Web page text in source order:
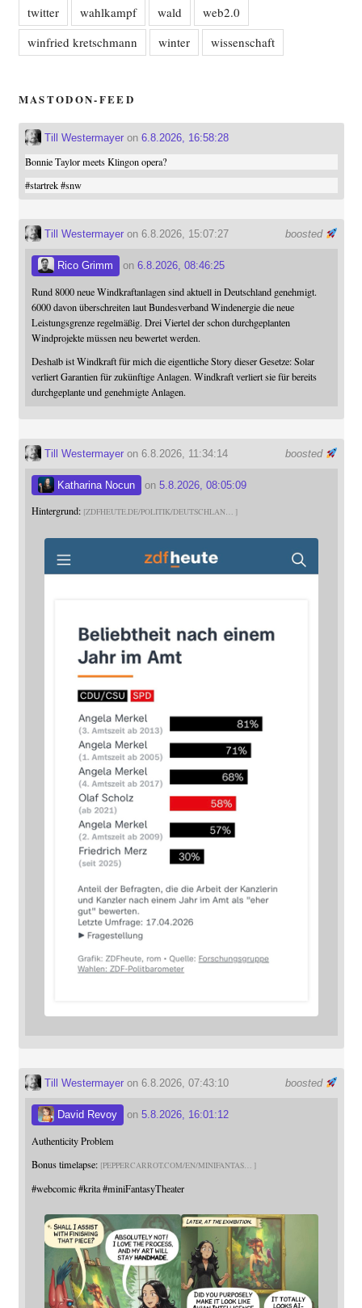
twitter wahlkampf wald
web2.0
winfried kretschmann
winter wissenschaft
MASTODON-FEED
Till Westermayeron 6.8.2026, 16:58:28
Bonnie Taylor meets Klingon opera?
#startrek #snw
boosted
Till Westermayeron 6.8.2026, 15:07:27
Rico Grimm on 6.8.2026, 08:46:25
Rund 8000 neue Windkraftanlagen sind aktuell in Deutschland genehmigt.
6000 davon überschreiten laut Bundesverband Windenergie die neue
Leistungsgrenze regelmäßig. Drei Viertel der schon durchgeplanten
Windprojekte müssen neu bewertet werden.
Deshalb ist Windkraft für mich die eigentliche Story dieser Gesetze: Solar
verliert Garantien für zukünftige Anlagen. Windkraft verliert sie für bereits
durchgeplante und genehmigte Anlagen.
boosted
Till Westermayeron 6.8.2026, 11:34:14
Katharina Nocun on 5.8.2026, 08:05:09
Hintergrund: ZDFHEUTE.DE/POLITIK/DEUTSCHLAN
boosted
Till Westermayeron 6.8.2026, 07:43:10
David Revoy on 5.8.2026, 16:01:12
Authenticity Problem
Bonus timelapse: PEPPERCARROT.COM/EN/MINIFANTAS
#webcomic #krita #miniFantasyTheater